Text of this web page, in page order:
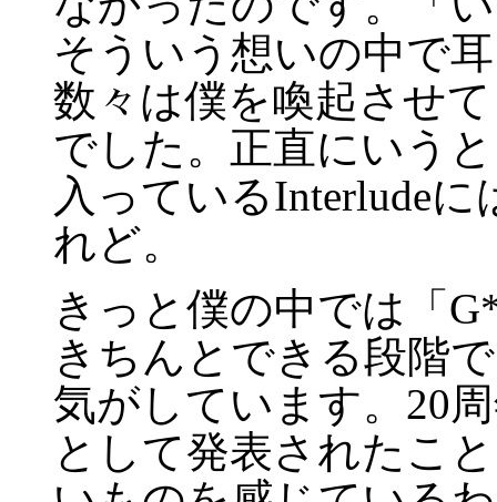
そういう想いの中で
数々は僕を喚起させ
でした。正直にいう
入っているInterlude
れど。
きっと僕の中では「
きちんとできる段階
気がしています。20
として発表されたこ